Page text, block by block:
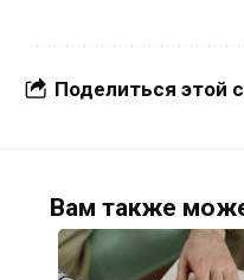
Поделиться этой
Вам также